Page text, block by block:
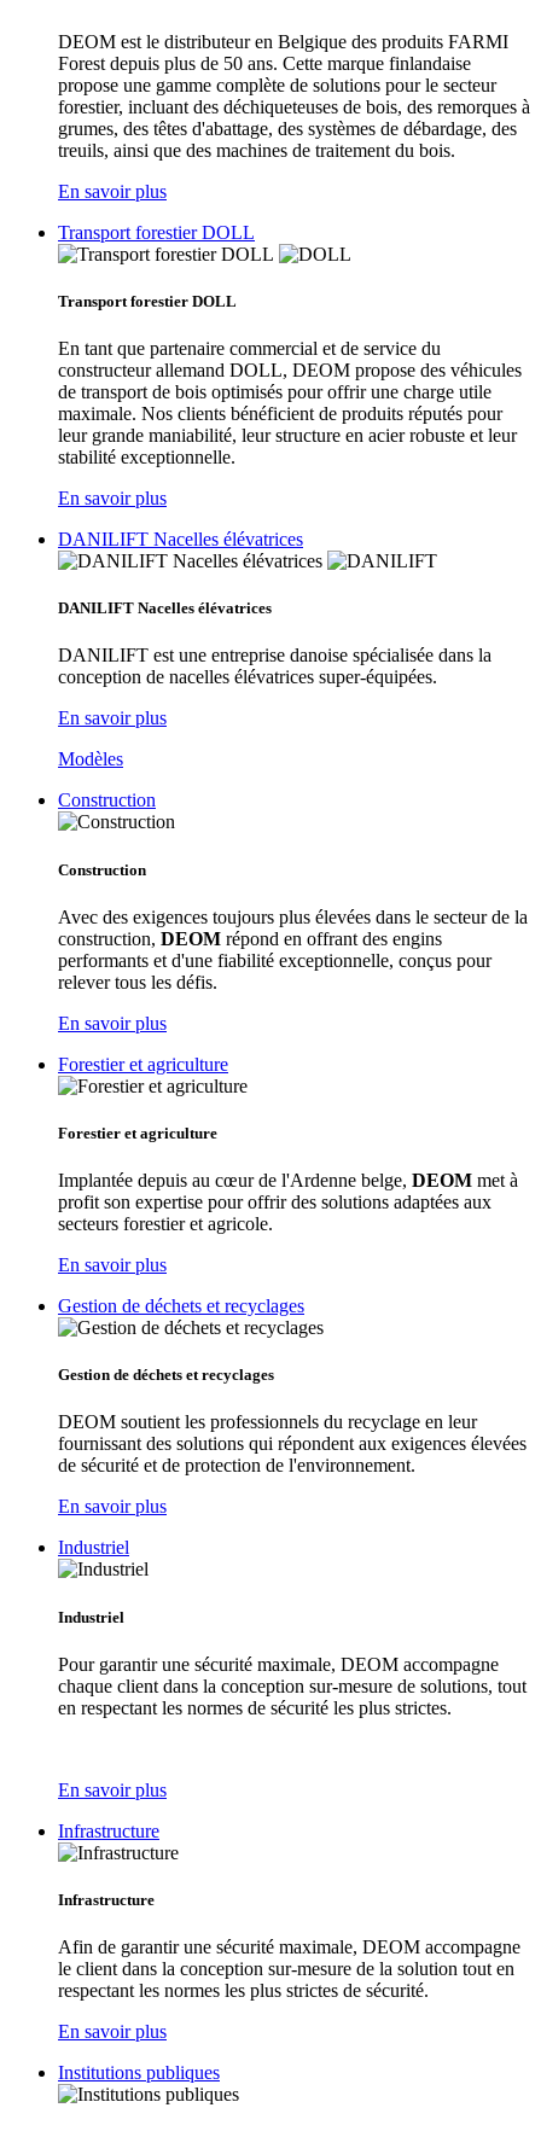
DEOM est le distributeur en Belgique des produits FARMI
Forest depuis plus de 50 ans. Cette marque finlandaise
propose une gamme complète de solutions pour le secteur
forestier, incluant des déchiqueteuses de bois, des remorques à
grumes, des têtes d'abattage, des systèmes de débardage, des
treuils, ainsi que des machines de traitement du bois.
En savoir plus
Transport forestier DOLL
Transport forestier DOLL
En tant que partenaire commercial et de service du
constructeur allemand DOLL, DEOM propose des véhicules
de transport de bois optimisés pour offrir une charge utile
maximale. Nos clients bénéficient de produits réputés pour
leur grande maniabilité, leur structure en acier robuste et leur
stabilité exceptionnelle.
En savoir plus
DANILIFT Nacelles élévatrices
DANILIFT Nacelles élévatrices
DANILIFT est une entreprise danoise spécialisée dans la
conception de nacelles élévatrices super-équipées.
En savoir plus
Modèles
Construction
Construction
Avec des exigences toujours plus élevées dans le secteur de la
construction, DEOM répond en offrant des engins
performants et d'une fiabilité exceptionnelle, conçus pour
relever tous les défis.
En savoir plus
Forestier et agriculture
Forestier et agriculture
Implantée depuis au cœur de l'Ardenne belge, DEOM met à
profit son expertise pour offrir des solutions adaptées aux
secteurs forestier et agricole.
En savoir plus
Gestion de déchets et recyclages
Gestion de déchets et recyclages
DEOM soutient les professionnels du recyclage en leur
fournissant des solutions qui répondent aux exigences élevées
de sécurité et de protection de l'environnement.
En savoir plus
Industriel
Industriel
Pour garantir une sécurité maximale, DEOM accompagne
chaque client dans la conception sur-mesure de solutions, tout
en respectant les normes de sécurité les plus strictes.
En savoir plus
Infrastructure
Infrastructure
Afin de garantir une sécurité maximale, DEOM accompagne
le client dans la conception sur-mesure de la solution tout en
respectant les normes les plus strictes de sécurité.
En savoir plus
Institutions publiques